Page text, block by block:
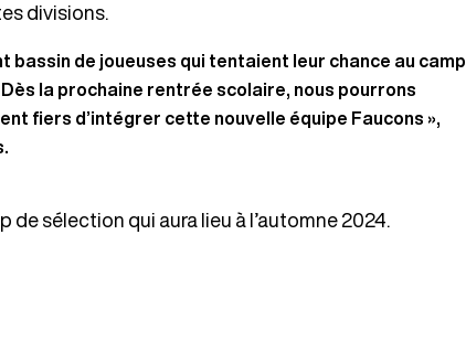
divisions.
bassin de joueuses qui tentaient leur chance au camp
la prochaine rentrée scolaire, nous pourrons
fiers d’intégrer cette nouvelle équipe Faucons »,
sélection qui aura lieu à l’automne 2024.